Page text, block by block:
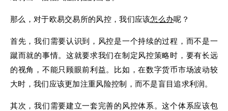
那么，对于欧易交易所的风控，我们应该怎么办呢？
首先，我们需要认识到，风控是一个持续的过程，而不是一
蹴而就的事情。这就要求我们在制定风控策略时，要有长远
的视角，不能只顾眼前利益。比如，在数字货币市场波动较
大时，我们应该更加注重风险控制，而不是盲目追求利润。
其次，我们需要建立一套完善的风控体系。这个体系应该包